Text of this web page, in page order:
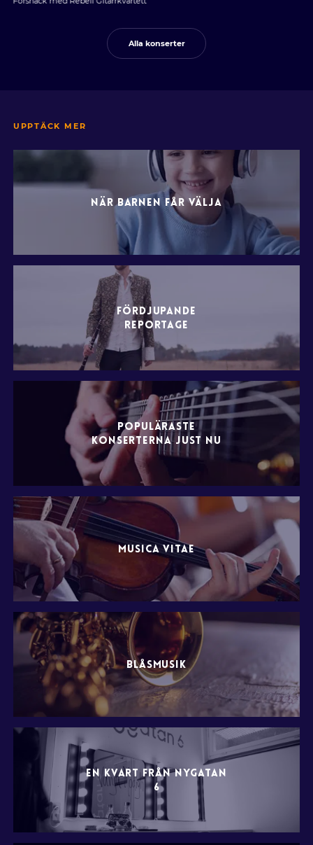
Alla konserter
UPPTÄCK MER
NÄR BARNEN FÅR VÄLJA
FÖRDJUPANDE
REPORTAGE
POPULÄRASTE
KONSERTERNA JUST NU
MUSICA VITAE
BLÅSMUSIK
EN KVART FRÅN NYGATAN
6